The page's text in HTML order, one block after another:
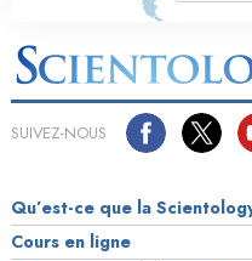
SUIVEZ-NOUS
Qu’est-ce que la
Cours en ligne